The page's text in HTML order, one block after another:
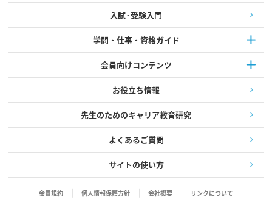
入試·受験入門
学問・仕事・資格ガイド
会員向けコンテンツ
お役立ち情報
先生のためのキャリア教育研究
よくあるご質問
サイトの使い方
会員規約 個人情報保護方針 会社概要 リンクについて